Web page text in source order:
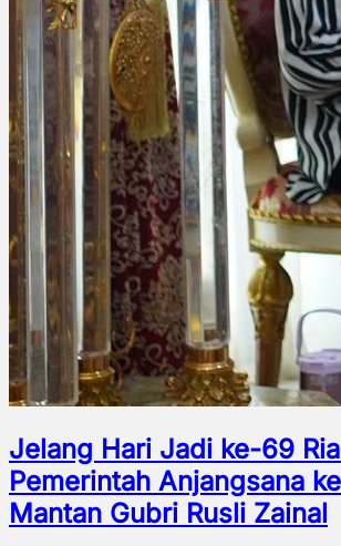
Jelang Hari Jadi ke-69
Pemerintah Anjangsana
Mantan Gubri Rusli Zainal